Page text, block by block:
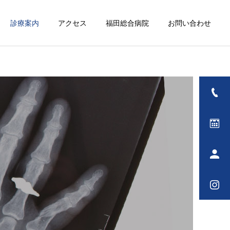
診療案内 アクセス 福田総合病院 お問い合わせ